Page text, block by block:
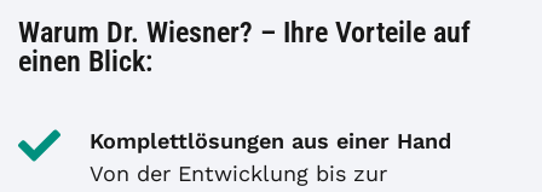
Warum Dr. Wiesner? – Ihre Vorteile auf
einen Blick:
Komplettlösungen aus einer Hand
Von der Entwicklung bis zur